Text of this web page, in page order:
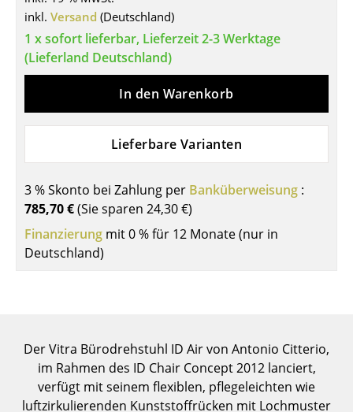
Einzelteile
... alle Tische
Regale & Schränke
Bücherregale
Sideboards & Kommoden
TV Möbel
Kleinaufbewahrung
Einzelteile
inkl. Versand (Deutschland)
1 x sofort lieferbar, Lieferzeit 2-3 Werktage
(Lieferland Deutschland)
In den Warenkorb
Lieferbare Varianten
3 % Skonto bei Zahlung per Banküberweisung :
785,70 €(Sie sparen 24,30 €)
Finanzierung mit 0 % für 12 Monate (nur in
Deutschland)
Der Vitra Bürodrehstuhl ID Air von Antonio Citterio,
im Rahmen des ID Chair Concept 2012 lanciert,
verfügt mit seinem flexiblen, pflegeleichten wie
luftzirkulierenden Kunststoffrücken mit Lochmuster